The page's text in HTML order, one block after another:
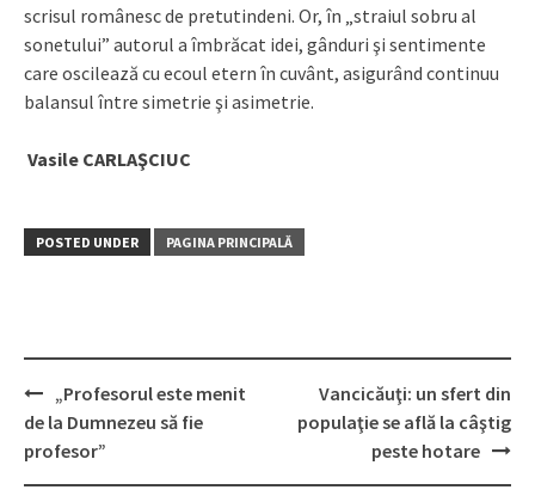
scrisul românesc de pretutindeni. Or, în „straiul sobru al
sonetului” autorul a îmbrăcat idei, gânduri şi sentimente
care oscilează cu ecoul etern în cuvânt, asigurând continuu
balansul între simetrie şi asimetrie.
Vasile CARLAŞCIUC
POSTED UNDER PAGINA PRINCIPALĂ
Post
navigation
„Profesorul este menit
de la Dumnezeu să fie
profesor”
Vancicăuţi: un sfert din
populaţie se află la câştig
peste hotare